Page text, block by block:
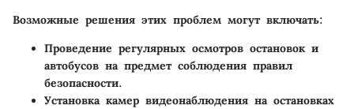
Возможные решения этих проблем могут включать:
Проведение регулярных осмотров остановок и
автобусов на предмет соблюдения правил
безопасности.
Установка камер видеонаблюдения на остановках